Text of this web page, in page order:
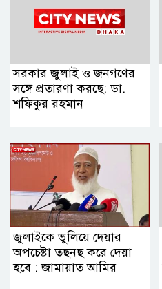
সরকার জুলাই ও জনগণের
সঙ্গে প্রতারণা করছে: ডা.
শফিকুর রহমান
জুলাইকে ভুলিয়ে দেয়ার
অপচেষ্টা তছনছ করে দেয়া
হবে : জামায়াত আমির